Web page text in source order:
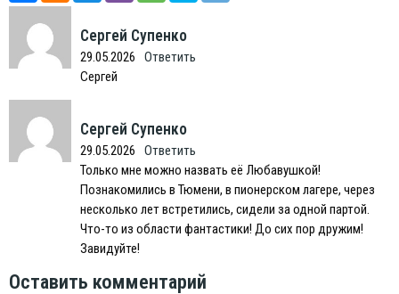
Сергей Супенко
29.05.2026
Ответить
Сергей
Сергей Супенко
29.05.2026
Ответить
Только мне можно назвать её Любавушкой!
Познакомились в Тюмени, в пионерском лагере, через
несколько лет встретились, сидели за одной партой.
Что-то из области фантастики! До сих пор дружим!
Завидуйте!
Оставить комментарий